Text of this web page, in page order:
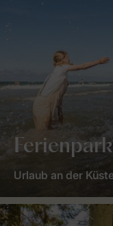
Urlaub an der